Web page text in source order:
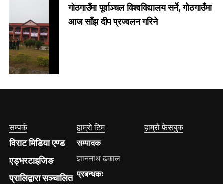
गोठगाउँमा पूर्वाञ्चल विश्वविद्यालय सर्ने, गोठगाउँमा
आज साँझ दीप प्रज्वलन गरिने
सम्पर्क
विराट मिडिया एण्ड
एड्भरटाइजिङ
प्रालिद्वारा सञ्चालित
हाम्रो टिम
सम्पादक
ज्ञाननाथ ढकाल
प्रबन्धकः
हाम्रो फेसबुक